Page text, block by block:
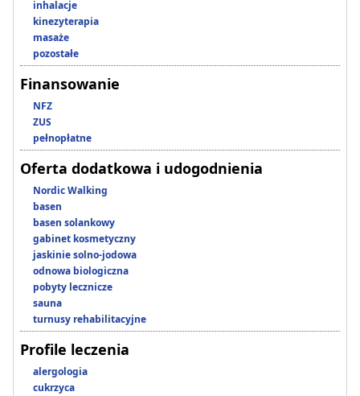
inhalacje
kinezyterapia
masaże
pozostałe
Finansowanie
NFZ
ZUS
pełnopłatne
Oferta dodatkowa i udogodnienia
Nordic Walking
basen
basen solankowy
gabinet kosmetyczny
jaskinie solno-jodowa
odnowa biologiczna
pobyty lecznicze
sauna
turnusy rehabilitacyjne
Profile leczenia
alergologia
cukrzyca